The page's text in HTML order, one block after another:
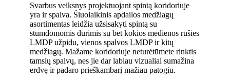
Svarbus veiksnys projektuojant spintą koridoriuje
yra ir spalva. Šiuolaikinis apdailos medžiagų
asortimentas leidžia užsisakyti spintą su
stumdomomis durimis su bet kokios medienos rūšies
LMDP užpidu, vienos spalvos LMDP ir kitų
medžiagų. Mažame koridoriuje neturėtūmete rinktis
tamsių spalvų, nes jie dar labiau vizualiai sumažina
erdvę ir padaro prieškambarį mažiau patogiu.